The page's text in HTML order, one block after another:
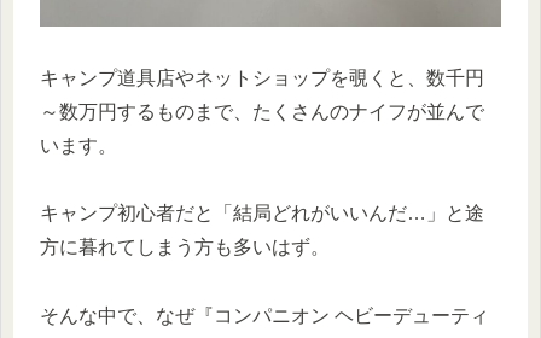
キャンプ道具店やネットショップを覗くと、数千円
～数万円するものまで、たくさんのナイフが並んで
います。
キャンプ初心者だと「結局どれがいいんだ…」と途
方に暮れてしまう方も多いはず。
そんな中で、なぜ『コンパニオン ヘビーデューティ